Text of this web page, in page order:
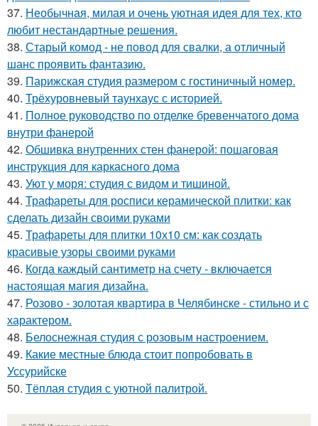
37. Необычная, милая и очень уютная идея для тех, кто
любит нестандартные решения.
38. Старый комод - не повод для свалки, а отличный
шанс проявить фантазию.
39. Парижская студия размером с гостиничный номер.
40. Трёхуровневый таунхаус с историей.
41. Полное руководство по отделке бревенчатого дома
внутри фанерой
42. Обшивка внутренних стен фанерой: пошаговая
инструкция для каркасного дома
43. Уют у моря: студия с видом и тишиной.
44. Трафареты для росписи керамической плитки: как
сделать дизайн своими руками
45. Трафареты для плитки 10х10 см: как создать
красивые узоры своими руками
46. Когда каждый сантиметр на счету - включается
настоящая магия дизайна.
47. Розово - золотая квартира в Челябинске - стильно и с
характером.
48. Белоснежная студия с розовым настроением.
49. Какие местные блюда стоит попробовать в
Уссурийске
50. Тёплая студия с уютной палитрой.